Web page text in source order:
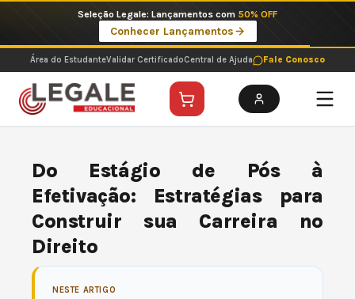
o
conteúdo
Seleção Legale: Lançamentos com 50% OFF
Conhecer Lançamentos
Área do EstudanteValidar CertificadoCentral de Ajuda Fale Conosco
Do Estágio de Pós à
Efetivação: Estratégias para
Construir sua Carreira no
Direito
NESTE ARTIGO